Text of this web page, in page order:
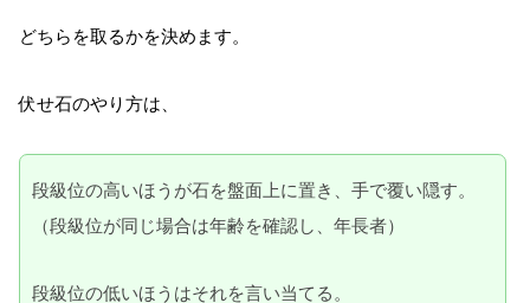
どちらを取るかを決めます。
伏せ石のやり方は、
段級位の高いほうが石を盤面上に置き、手で覆い隠す。
（段級位が同じ場合は年齢を確認し、年長者）
段級位の低いほうはそれを言い当てる。